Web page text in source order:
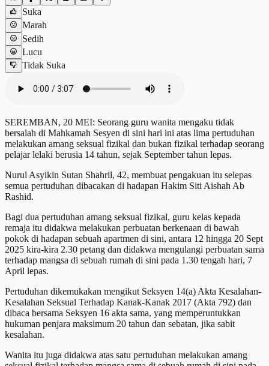
Suka
Marah
Sedih
Lucu
Tidak Suka
SEREMBAN, 20 MEI: Seorang guru wanita mengaku tidak
bersalah di Mahkamah Sesyen di sini hari ini atas lima pertuduhan
melakukan amang seksual fizikal dan bukan fizikal terhadap seorang
pelajar lelaki berusia 14 tahun, sejak September tahun lepas.
Nurul Asyikin Sutan Shahril, 42, membuat pengakuan itu selepas
semua pertuduhan dibacakan di hadapan Hakim Siti Aishah Ab
Rashid.
Bagi dua pertuduhan amang seksual fizikal, guru kelas kepada
remaja itu didakwa melakukan perbuatan berkenaan di bawah
pokok di hadapan sebuah apartmen di sini, antara 12 hingga 20 Sept
2025 kira-kira 2.30 petang dan didakwa mengulangi perbuatan sama
terhadap mangsa di sebuah rumah di sini pada 1.30 tengah hari, 7
April lepas.
Pertuduhan dikemukakan mengikut Seksyen 14(a) Akta Kesalahan-
Kesalahan Seksual Terhadap Kanak-Kanak 2017 (Akta 792) dan
dibaca bersama Seksyen 16 akta sama, yang memperuntukkan
hukuman penjara maksimum 20 tahun dan sebatan, jika sabit
kesalahan.
Wanita itu juga didakwa atas satu pertuduhan melakukan amang